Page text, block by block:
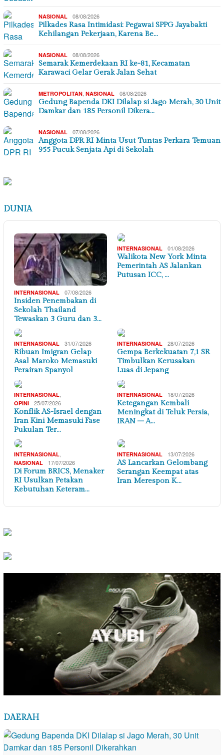
NASIONAL 08/08/2026
Pilkades Rasa Intimidasi: Pegawai SPPG Jayabakti
Kehilangan Pekerjaan, Karena Be…
NASIONAL 08/08/2026
Semarak Kemerdekaan RI ke-81, Kecamatan
Karawaci Gelar Gerak Jalan Sehat
METROPOLITAN NASIONAL 08/08/2026
Gedung Bapenda DKI Dilalap si Jago Merah, 30 Unit
Damkar dan 185 Personil Dikera…
NASIONAL 07/08/2026
Anggota DPR RI Minta Usut Tuntas Perkara Temuan
955 Pucuk Senjata Api di Sekolah
DUNIA
INTERNASIONAL 07/08/2026
Insiden Penembakan di
Sekolah Thailand
Tewaskan 3 Guru dan 3…
INTERNASIONAL 01/08/2026
Walikota New York Minta
Pemerintah AS Jalankan
Putusan ICC, …
INTERNASIONAL 31/07/2026
Ribuan Imigran Gelap
Asal Maroko Memasuki
Perairan Spanyol
INTERNASIONAL 28/07/2026
Gempa Berkekuatan 7,1 SR
Timbulkan Kerusakan
Luas di Jepang
INTERNASIONAL
OPINI 25/07/2026
Konflik AS-Israel dengan
Iran Kini Memasuki Fase
Pukulan Ter…
INTERNASIONAL 18/07/2026
Ketegangan Kembali
Meningkat di Teluk Persia,
IRAN – A…
INTERNASIONAL
NASIONAL 17/07/2026
Di Forum BRICS, Menaker
RI Usulkan Petakan
Kebutuhan Keteram…
INTERNASIONAL 13/07/2026
AS Lancarkan Gelombang
Serangan Keempat atas
Iran Merespon K…
DAERAH